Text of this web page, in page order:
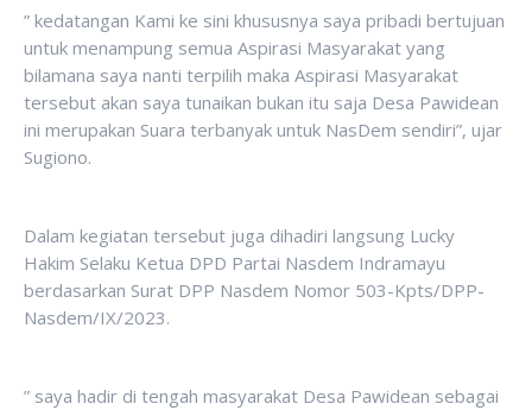
” kedatangan Kami ke sini khususnya saya pribadi bertujuan
untuk menampung semua Aspirasi Masyarakat yang
bilamana saya nanti terpilih maka Aspirasi Masyarakat
tersebut akan saya tunaikan bukan itu saja Desa Pawidean
ini merupakan Suara terbanyak untuk NasDem sendiri”, ujar
Sugiono.
Dalam kegiatan tersebut juga dihadiri langsung Lucky
Hakim Selaku Ketua DPD Partai Nasdem Indramayu
berdasarkan Surat DPP Nasdem Nomor 503-Kpts/DPP-
Nasdem/IX/2023.
” saya hadir di tengah masyarakat Desa Pawidean sebagai